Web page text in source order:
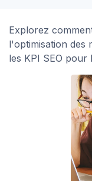
Explorez
l'optimisation des
les KPI SEO pour